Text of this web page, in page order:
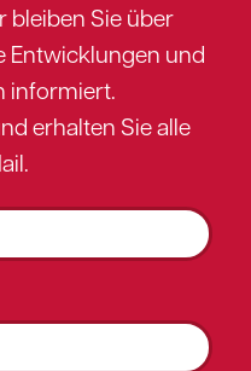
bleiben Sie über
Entwicklungen und
informiert.
erhalten Sie alle